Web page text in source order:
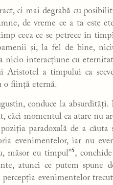
ci mai degrabă cu
de vreme ce a ta este
ceea ce se petrece în
și, la fel de bine,
interacțiune cu
Aristotel a timpului ca
o ființă eternă.
conduce la absurdități.
căci momentul ca atare nu
paradoxală de a căuta
evenimentelor, iar nu
măsor eu timpul”5,
atunci ce putem spune
evenimentelor